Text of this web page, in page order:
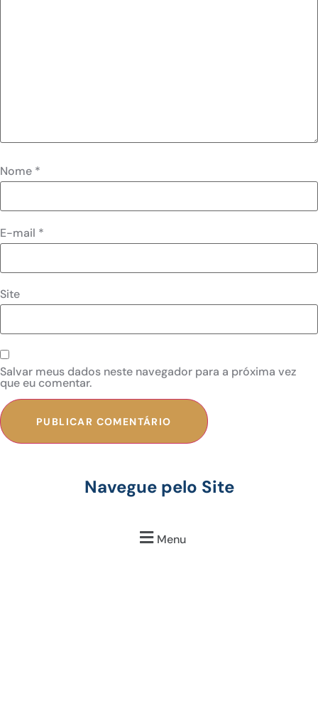
Nome *
E-mail *
Site
Salvar meus dados neste navegador para a próxima vez
que eu comentar.
Navegue pelo Site
Menu